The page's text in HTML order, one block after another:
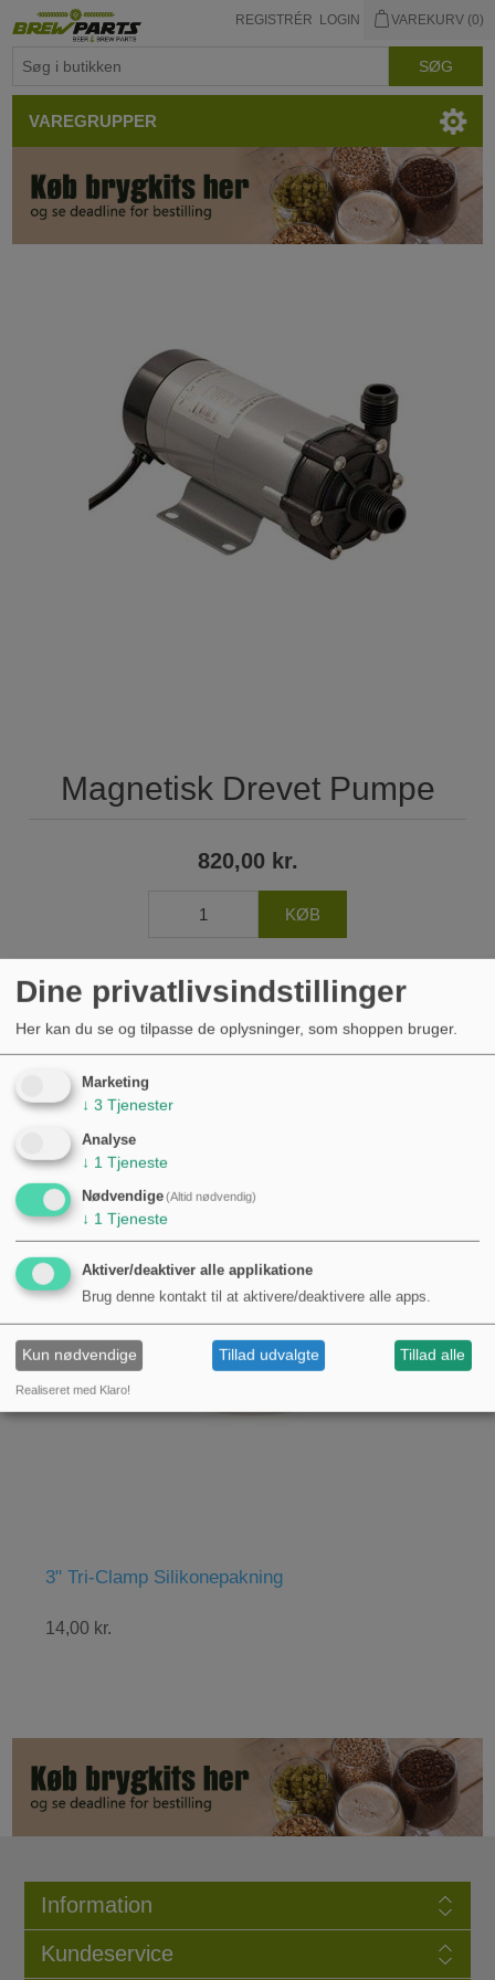
REGISTRÉR LOGIN VAREKURV (0)
VAREGRUPPER
Magnetisk Drevet Pumpe
820,00 kr.
Tri-Clamp Silikonepakning
kr.
Information
Kundeservice
Dine privatlivsindstillinger
Her kan du se og tilpasse de oplysninger, som shoppen bruger.
Marketing
↓ 3 Tjenester
Analyse
↓ 1 Tjeneste
Nødvendige(Altid nødvendig)
↓ 1 Tjeneste
Aktiver/deaktiver alle applikatione
Brug denne kontakt til at aktivere/deaktivere alle apps.
Kun nødvendige Tillad udvalgte Tillad alle
Realiseret med Klaro!